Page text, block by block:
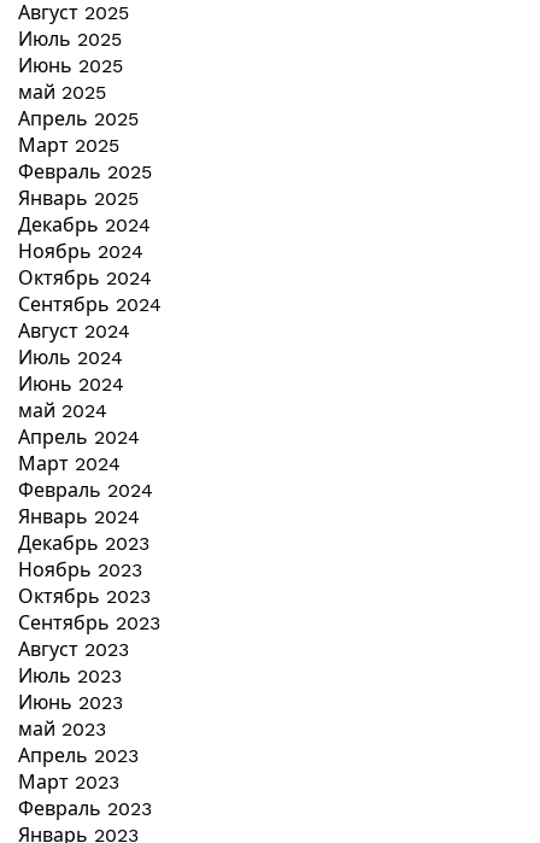
Август 2025
Июль 2025
Июнь 2025
май 2025
Апрель 2025
Март 2025
Февраль 2025
Январь 2025
Декабрь 2024
Ноябрь 2024
Октябрь 2024
Сентябрь 2024
Август 2024
Июль 2024
Июнь 2024
май 2024
Апрель 2024
Март 2024
Февраль 2024
Январь 2024
Декабрь 2023
Ноябрь 2023
Октябрь 2023
Сентябрь 2023
Август 2023
Июль 2023
Июнь 2023
май 2023
Апрель 2023
Март 2023
Февраль 2023
Январь 2023